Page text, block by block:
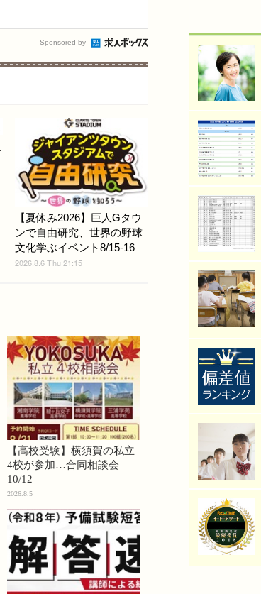
Sponsored by
【夏休み2026】巨人Gタウ
ンで自由研究、世界の野球
文化学ぶイベント8/15-16
2026.8.6 Thu 21:15
【高校受験】横須賀の私立
4校が参加…合同相談会
10/12
2026.8.5